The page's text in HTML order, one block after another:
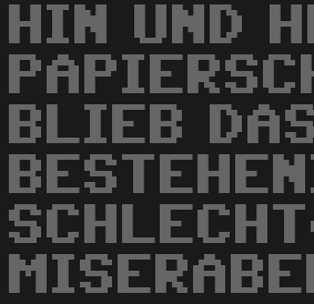
HIN UND
BLIEB